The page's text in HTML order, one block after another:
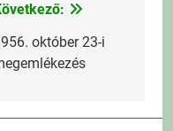
október 23-i